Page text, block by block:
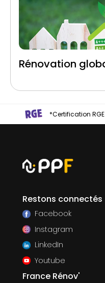
Rénovation
*Certification
Restons connectés
Facebook
Instagram
LinkedIn
Youtube
France Rénov'